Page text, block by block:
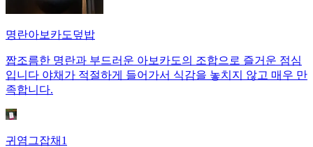
명란아보카도덮밥
짭조름한 명란과 부드러운 아보카도의 조합으로 즐거운 점심
입니다 야채가 적절하게 들어가서 식감을 놓치지 않고 매우 만
족합니다.
귀염그잡채1